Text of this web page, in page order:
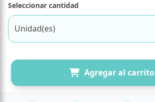
Seleccionar cantidad
Unidad(es)
Agregar al carrito